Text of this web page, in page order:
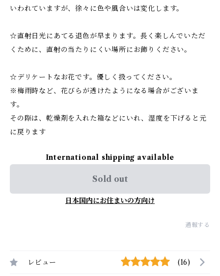
いわれていますが、徐々に色や風合いは変化します。
☆直射日光にあてる退色が早まります。長く楽しんでいただ
くために、直射の当たりにくい場所にお飾りください。
☆デリケートなお花です。優しく扱ってください。
※梅雨時など、花びらが透けたようになる場合がございま
す。
その際は、乾燥剤を入れた箱などにいれ、湿度を下げると元
に戻ります
International shipping available
Sold out
日本国内にお住まいの方向け
通報する
レビュー (16)